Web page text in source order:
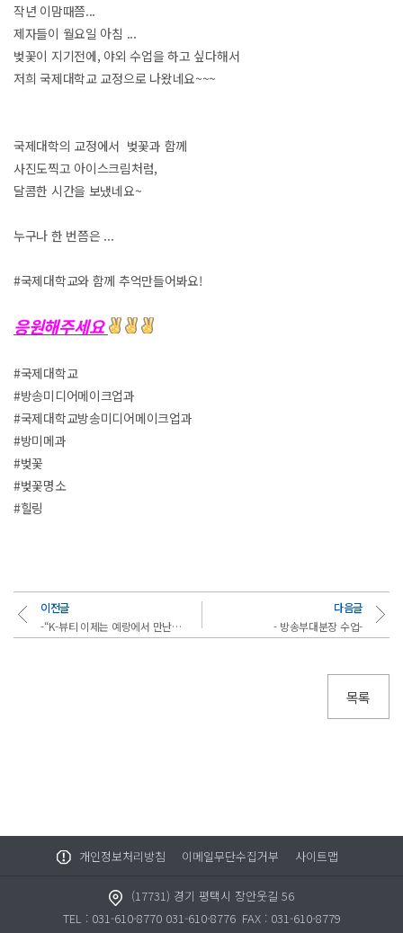
작년 이맘때쯤...
제자들이 월요일 아침 ...
벚꽃이 지기전에, 야외 수업을 하고 싶다해서
저희 국제대학교 교정으로 나왔네요~~~
국제대학의 교정에서 벚꽃과 함께
사진도찍고 아이스크림처럼,
달콤한 시간을 보냈네요~
누구나 한 번쯤은 ...
#국제대학교와 함께 추억만들어봐요!
응원해주세요
#국제대학교
#방송미디어메이크업과
#국제대학교방송미디어메이크업과
#방미메과
#벚꽃
#벚꽃명소
#힐링
이전글
-“K-뷰티 이제는 예랑에서 만난다” 국제대학교 방송미디어메이크업과, 예랑프로덕션과 M..
다음글
- 방송부대분장 수업-
목록
개인정보처리방침 이메일무단수집거부 사이트맵
(17731) 경기 평택시 장안웃길 56
TEL : 031-610-8770 031-610-8776 FAX : 031-610-8779